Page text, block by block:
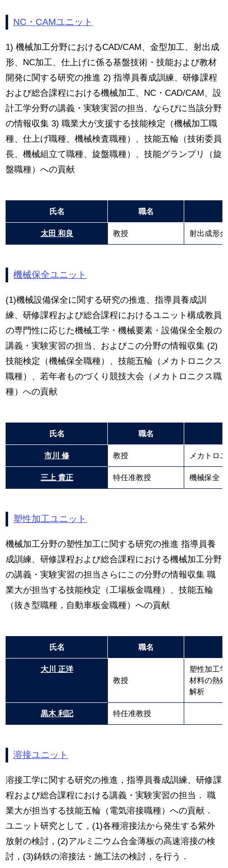
NC・CAMユニット
1) 機械加工分野におけるCAD/CAM、金型加工、射出成
形、NC加工、仕上げに係る基盤技術・技能および教材
開発に関する研究の推進 2) 指導員養成訓練、研修課程
および総合課程における機械加工、NC・CAD/CAM、設
計工学分野の講義・実験実習の担当、ならびに当該分野
の情報収集 3) 職業大が支援する技能検定（機械加工職
種、仕上げ職種、機械検査職種）、技能五輪（技術委員
長、機械組立て職種、旋盤職種）、技能グランプリ（旋
盤職種）への貢献
氏名 職名
太田 和良 教授 射出成形
機械保全ユニット
(1)機械設備保全に関する研究の推進、指導員養成訓
練、研修課程および総合課程におけるユニット構成教員
の専門性に応じた機械工学・機械要素・設備保全全般の
講義・実験実習の担当、およびこの分野の情報収集 (2)
技能検定（機械保全職種）、技能五輪（メカトロニクス
職種）、若年者ものづくり競技大会（メカトロニクス職
種）への貢献
氏名 職名
市川 修 教授 メカトロ
三上 貴正 特任准教授 機械保全
塑性加工ユニット
機械加工分野の塑性加工に関する研究の推進 指導員養
成訓練、研修課程および総合課程における機械加工分野
の講義・実験実習の担当さらにこの分野の情報収集 職
業大が担当する技能検定（工場板金職種）、技能五輪
（抜き型職種，自動車板金職種）への貢献
氏名 職名
大川 正洋
教授
塑性加工
材料の熱
解析
黒木 利記 特任准教授
溶接ユニット
溶接工学に関する研究の推進，指導員養成訓練、研修課
程および総合課程における講義・実験実習の担当． 職
業大が担当する技能五輪（電気溶接職種）への貢献．
ユニット研究として，(1)各種溶接法から発生する紫外
放射の検討，(2)アルミ二ウム合金薄板の高速溶接の検
討，(3)鋳鉄の溶接法・施工法の検討，を行う．